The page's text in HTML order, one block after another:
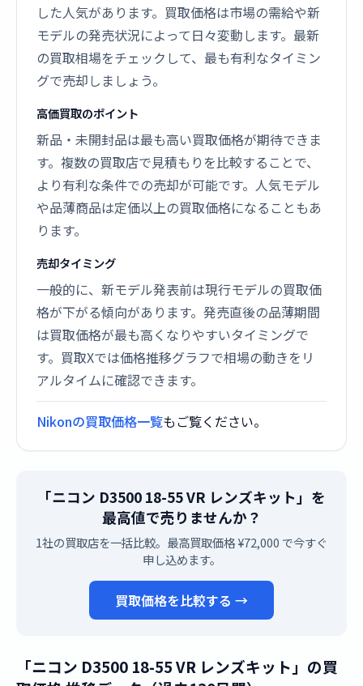
した人気があります。買取価格は市場の需給や新
モデルの発売状況によって日々変動します。最新
の買取相場をチェックして、最も有利なタイミン
グで売却しましょう。
高価買取のポイント
新品・未開封品は最も高い買取価格が期待できま
す。複数の買取店で見積もりを比較することで、
より有利な条件での売却が可能です。人気モデル
や品薄商品は定価以上の買取価格になることもあ
ります。
売却タイミング
一般的に、新モデル発表前は現行モデルの買取価
格が下がる傾向があります。発売直後の品薄期間
は買取価格が最も高くなりやすいタイミングで
す。買取Xでは価格推移グラフで相場の動きをリ
アルタイムに確認できます。
Nikonの買取価格一覧もご覧ください。
「ニコン D3500 18-55 VR レンズキット」を
最高値で売りませんか？
1社の買取店を一括比較。最高買取価格 ¥72,000 で今すぐ
申し込めます。
買取価格を比較する →
「ニコン D3500 18-55 VR レンズキット」の買